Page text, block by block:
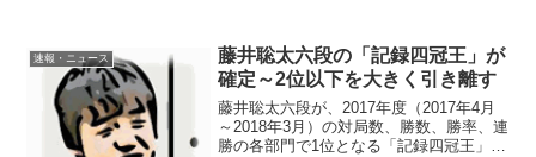
速報・ニュース
藤井聡太六段の「記録四冠王」が
確定～2位以下を大きく引き離す
藤井聡太六段が、2017年度（2017年4月
～2018年3月）の対局数、勝数、勝率、連
勝の各部門で1位となる「記録四冠王」が